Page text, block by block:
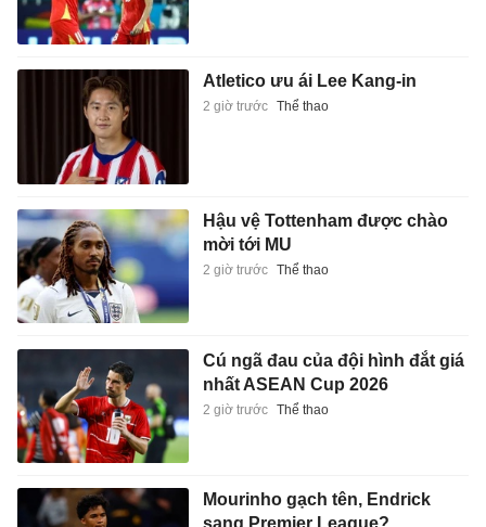
Atletico ưu ái Lee Kang-in
2 giờ trước Thể thao
Hậu vệ Tottenham được chào
mời tới MU
2 giờ trước Thể thao
Cú ngã đau của đội hình đắt giá
nhất ASEAN Cup 2026
2 giờ trước Thể thao
Mourinho gạch tên, Endrick